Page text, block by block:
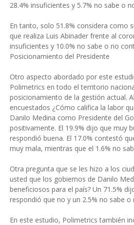
28.4% insuficientes y 5.7% no sabe o
En tanto, solo 51.8% considera como
que realiza Luis Abinader frente al
insuficientes y 10.0% no sabe o no
Posicionamiento del Presidente
Otro aspecto abordado por este
Polimetrics en todo el territorio
posicionamiento de la gestión actual.
encuestados ¿Cómo califica la labor
Danilo Medina como Presidente del
positivamente. El 19.9% dijo que muy
respondió buena. El 17.0% contestó
muy mala, mientras que el 1.6% no
Otra pregunta que se les hizo a los
usted que los gobiernos de Danilo
beneficiosos para el país? Un 71.5%
respondió que no y un 2.5% no sabe o
En este estudio, Polimetrics también